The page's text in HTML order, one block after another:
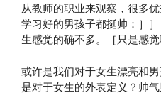
从教师的职业来观察，很多
学习好的男孩子都挺帅：］
生感觉的确不多。［只是感觉
或许是我们对于女生漂亮和
是对于女生的外表定义？帅